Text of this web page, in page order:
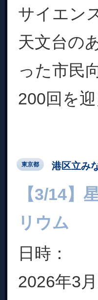
サイエン
天文台の
った市民
200回を
東京都 港区立み
【3/14】
リウム
日時：
2026年3